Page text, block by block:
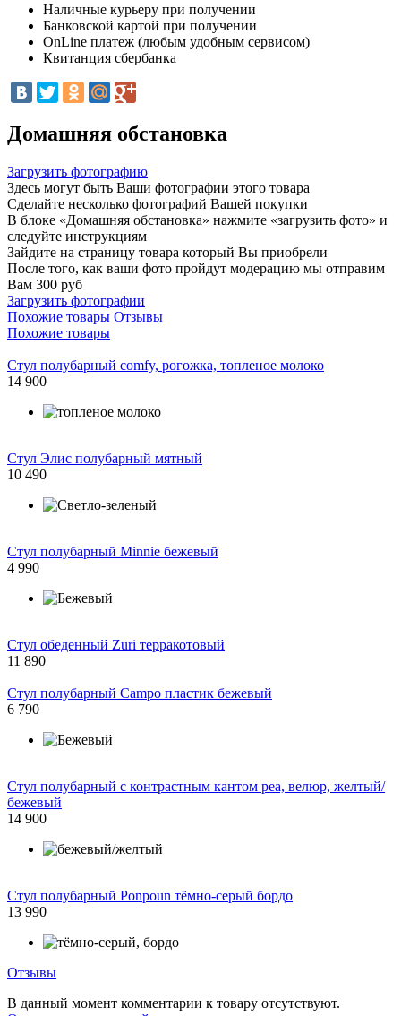
Наличные курьеру при получении
Банковской картой при получении
OnLine платеж (любым удобным сервисом)
Квитанция сбербанка
Домашняя обстановка
Загрузить фотографию
Здесь могут быть Ваши фотографии этого товара
Сделайте несколько фотографий Вашей покупки
В блоке «Домашняя обстановка» нажмите «загрузить фото» и
следуйте инструкциям
Зайдите на страницу товара который Вы приобрели
После того, как ваши фото пройдут модерацию мы отправим
Вам 300 руб
Загрузить фотографии
Похожие товары Отзывы
Похожие товары
Стул полубарный comfy, рогожка, топленое молоко
14 900
Стул Элис полубарный мятный
10 490
Стул полубарный Minnie бежевый
4 990
Стул обеденный Zuri терракотовый
11 890
Стул полубарный Campo пластик бежевый
6 790
Стул полубарный с контрастным кантом pea, велюр, желтый/
бежевый
14 900
Стул полубарный Ponpoun тёмно-серый бордо
13 990
Отзывы
В данный момент комментарии к товару отсутствуют.